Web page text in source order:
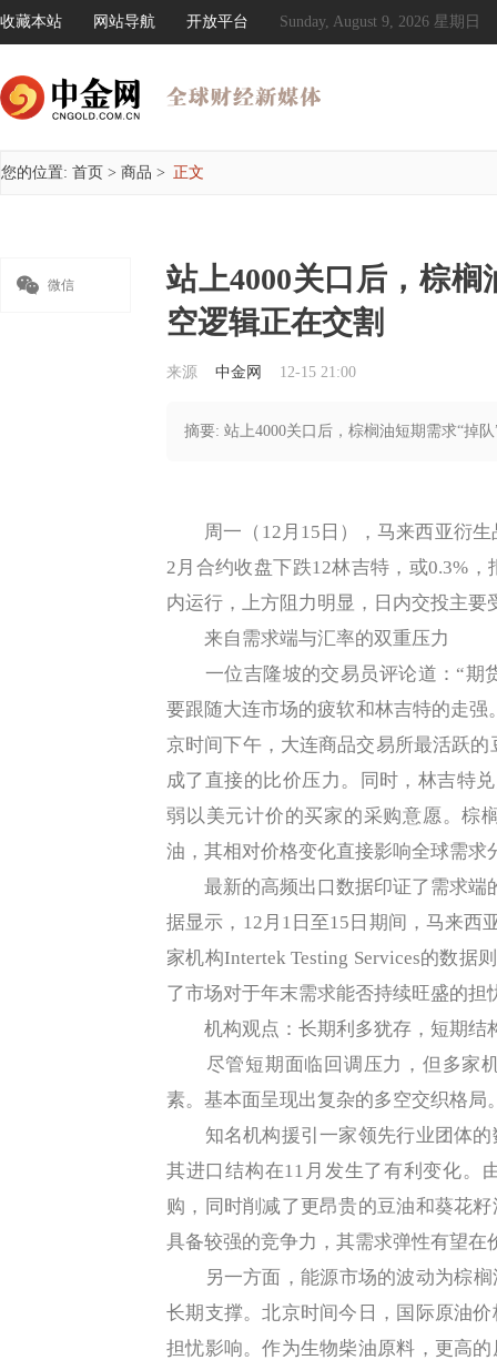
收藏本站 网站导航 开放平台 Sunday, August 9, 2026 星期日
您的位置: 首页 > 商品 > 正文
 微信
站上4000关口后，棕
空逻辑正在交割
来源 中金网 12-15 21:00
摘要: 站上4000关口后，棕榈油短期需求“掉
周一（12月15日），马来西亚衍生
2月合约收盘下跌12林吉特，或0.3%
内运行，上方阻力明显，日内交投主要
来自需求端与汇率的双重压力
一位吉隆坡的交易员评论道：“期
要跟随大连市场的疲软和林吉特的走
京时间下午，大连商品交易所最活跃
成了直接的比价压力。同时，林吉特
弱以美元计价的买家的采购意愿。棕
油，其相对价格变化直接影响全球需求
最新的高频出口数据印证了需求端
据显示，12月1日至15日期间，马来西
家机构Intertek Testing Services的数据
了市场对于年末需求能否持续旺盛的
机构观点：长期利多犹存，短期结
尽管短期面临回调压力，但多家机
素。基本面呈现出复杂的多空交织格局
知名机构援引一家领先行业团体的
其进口结构在11月发生了有利变化。
购，同时削减了更昂贵的豆油和葵花
具备较强的竞争力，其需求弹性有望在
另一方面，能源市场的波动为棕
长期支撑。北京时间今日，国际原油
担忧影响。作为生物柴油原料，更高